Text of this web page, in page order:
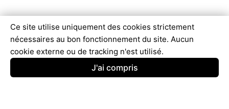
Ce site utilise uniquement des cookies strictement
nécessaires au bon fonctionnement du site. Aucun
cookie externe ou de tracking n'est utilisé.
J'ai compris